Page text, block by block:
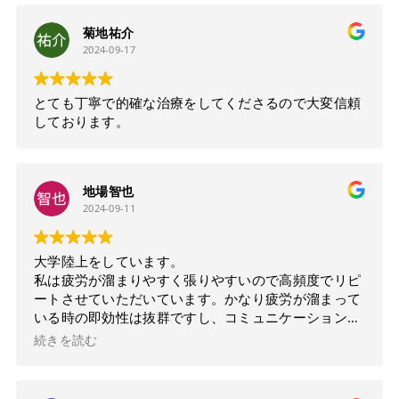
菊地祐介
2024-09-17
とても丁寧で的確な治療をしてくださるので大変信頼
しております。
地場智也
2024-09-11
大学陸上をしています。
私は疲労が溜まりやすく張りやすいので高頻度でリピ
ートさせていただいています。かなり疲労が溜まって
いる時の即効性は抜群ですし、コミュニケーションの
取りやすさの点もあるので日頃の鬱憤も話したりな
続きを読む